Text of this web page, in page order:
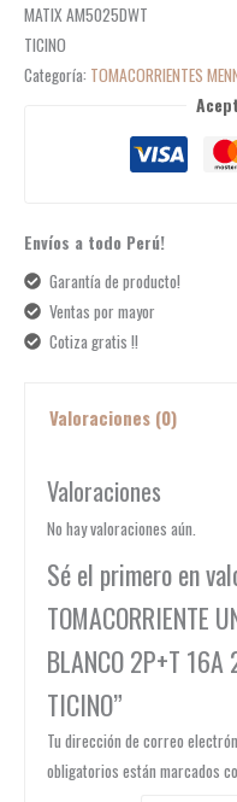
MATIX AM5025DWT
TICINO
Categoría: TOMACORRIENTES
Envíos a todo Perú!
Garantía de producto!
Ventas por mayor
Cotiza gratis !!
Valoraciones (0)
Valoraciones
No hay valoraciones aún.
Sé el primero en
TOMACORRIENTE
BLANCO 2P+T
TICINO”
Tu dirección de correo
obligatorios están marcados